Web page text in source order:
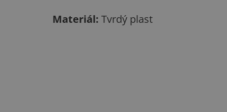
Materiál: Tvrdý plast